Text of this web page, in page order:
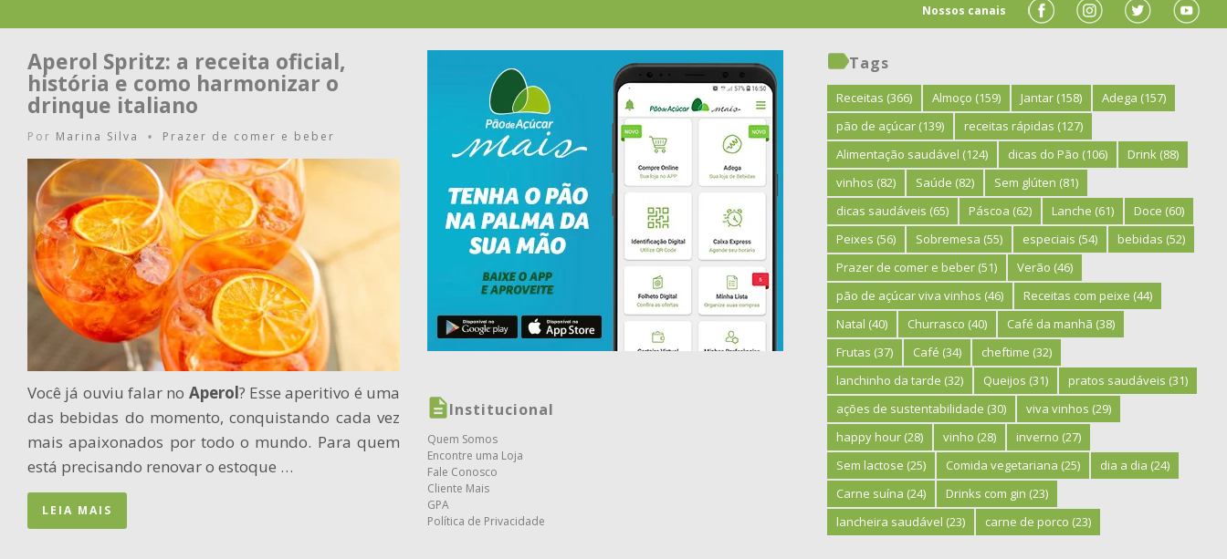
Nossos canais
Aperol Spritz: a receita oficial,
história e como harmonizar o
drinque italiano
Por Marina Silva • Prazer de comer e beber
Você já ouviu falar no Aperol? Esse aperitivo é uma
das bebidas do momento, conquistando cada vez
mais apaixonados por todo o mundo. Para quem
está precisando renovar o estoque …
LEIA MAIS
Institucional
Quem Somos
Encontre uma Loja
Fale Conosco
Cliente Mais
GPA
Política de Privacidade
Tags
Receitas (366) Almoço (159) Jantar (158) Adega (157)
pão de açúcar (139) receitas rápidas (127)
Alimentação saudável (124) dicas do Pão (106) Drink (88)
vinhos (82) Saúde (82) Sem glúten (81)
dicas saudáveis (65) Páscoa (62) Lanche (61) Doce (60)
Peixes (56) Sobremesa (55) especiais (54) bebidas (52)
Prazer de comer e beber (51) Verão (46)
pão de açúcar viva vinhos (46) Receitas com peixe (44)
Natal (40) Churrasco (40) Café da manhã (38)
Frutas (37) Café (34) cheftime (32)
lanchinho da tarde (32) Queijos (31) pratos saudáveis (31)
ações de sustentabilidade (30) viva vinhos (29)
happy hour (28) vinho (28) inverno (27)
Sem lactose (25) Comida vegetariana (25) dia a dia (24)
Carne suína (24) Drinks com gin (23)
lancheira saudável (23) carne de porco (23)